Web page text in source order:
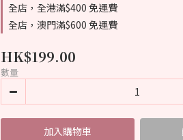
全店，全港滿$400 免運費
全店，澳門滿$600 免運費
HK$199.00
數量
加入購物車